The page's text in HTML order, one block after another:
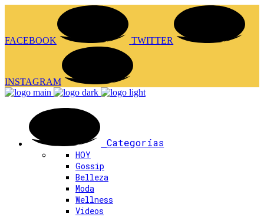
FACEBOOK TWITTER
INSTAGRAM
Categorías
HOY
Gossip
Belleza
Moda
Wellness
Videos